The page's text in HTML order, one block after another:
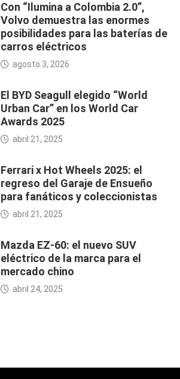
Con “Ilumina a Colombia 2.0”,
Volvo demuestra las enormes
posibilidades para las baterías de
carros eléctricos
agosto 3, 2026
El BYD Seagull elegido “World
Urban Car” en los World Car
Awards 2025
abril 21, 2025
Ferrari x Hot Wheels 2025: el
regreso del Garaje de Ensueño
para fanáticos y coleccionistas
abril 21, 2025
Mazda EZ-60: el nuevo SUV
eléctrico de la marca para el
mercado chino
abril 24, 2025